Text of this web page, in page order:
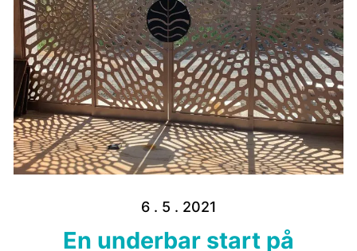
6 . 5 . 2021
En underbar start på